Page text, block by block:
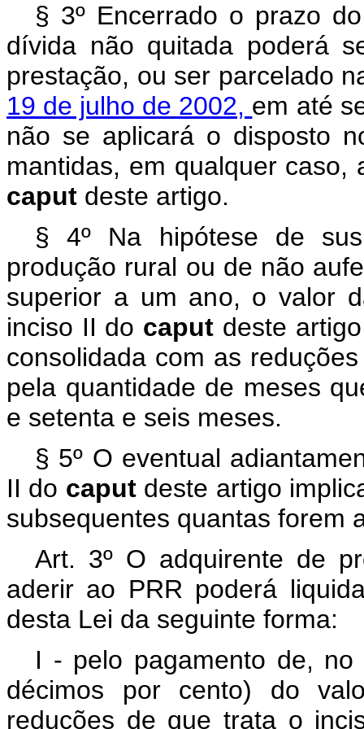
§ 3º Encerrado o prazo
dívida não quitada poderá
prestação, ou ser parcelado
19 de julho de 2002, em até
não se aplicará o disposto
mantidas, em qualquer
caput deste artigo.
§ 4º Na hipótese de
produção rural ou de não
superior a um ano, o valor
inciso II do caput deste
consolidada com as
pela quantidade de meses
e setenta e seis meses.
§ 5º O eventual
II do caput deste artigo
subsequentes quantas forem
Art. 3º O adquirente de
aderir ao PRR poderá
desta Lei da seguinte forma:
I - pelo pagamento de,
décimos por cento) do
reduções de que trata o